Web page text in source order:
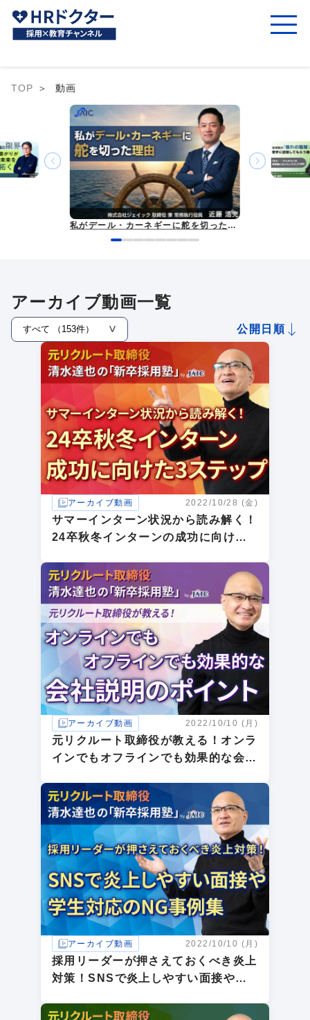
TOP 動画
アーカイブ動画一覧
公開日順
アーカイブ動画 2022/10/28 (金)
サマーインターン状況から読み解く！
24卒秋冬インターンの成功に向けた3
アーカイブ動画 2022/10/10 (月)
元リクルート取締役が教える！オンラ
インでもオフラインでも効果的な会社
アーカイブ動画 2022/10/10 (月)
採用リーダーが押さえておくべき炎上
対策！SNSで炎上しやすい面接や学